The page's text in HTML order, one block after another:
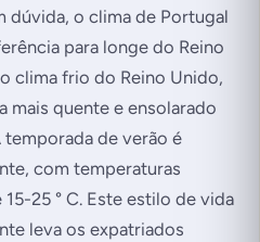
dúvida, o clima de Portugal
para longe do Reino
clima frio do Reino Unido,
mais quente e ensolarado
de verão é
com temperaturas
25 ° C. Este estilo de vida
leva os expatriados